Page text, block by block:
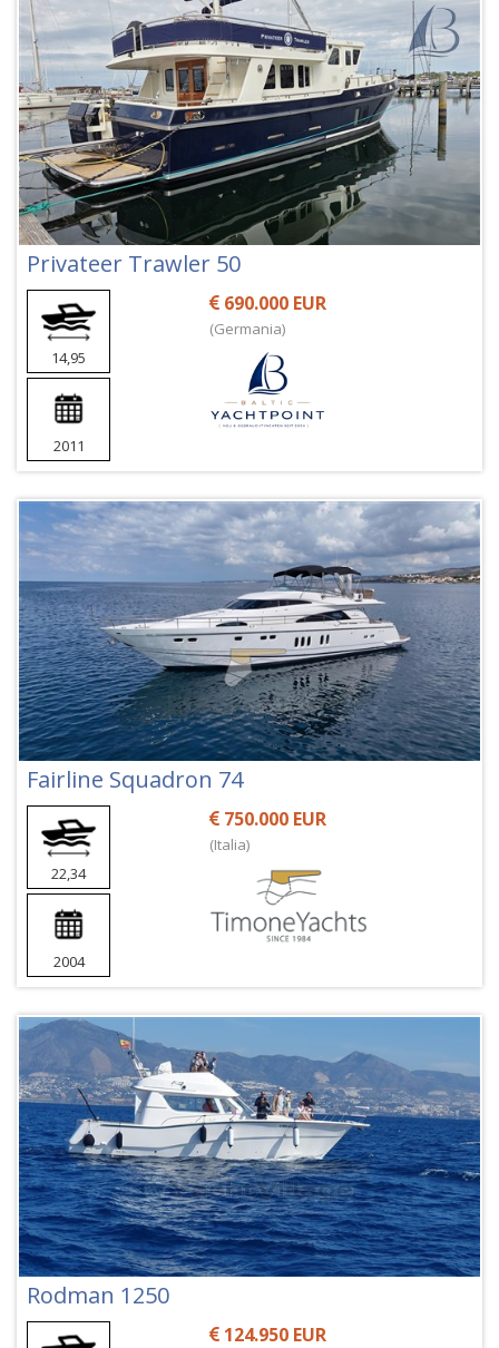
Privateer Trawler 50
14,95
2011
690.000 EUR
(Germania)
Fairline Squadron 74
22,34
2004
750.000 EUR
(Italia)
Rodman 1250
124.950 EUR